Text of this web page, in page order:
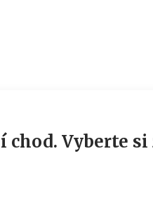
Vyberte si